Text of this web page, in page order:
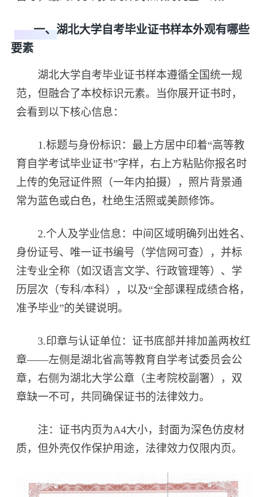
一、湖北大学自考毕业证书样本外观有哪些
要素
湖北大学自考毕业证书样本遵循全国统一规
范，但融合了本校标识元素。当你展开证书时，
会看到以下核心信息：
1.标题与身份标识：最上方居中印着“高等教
育自学考试毕业证书”字样，右上方粘贴你报名时
上传的免冠证件照（一年内拍摄），照片背景通
常为蓝色或白色，杜绝生活照或美颜修饰。
2.个人及学业信息：中间区域明确列出姓名、
身份证号、唯一证书编号（学信网可查），并标
注专业全称（如汉语言文学、行政管理等）、学
历层次（专科/本科），以及“全部课程成绩合格，
准予毕业”的关键说明。
3.印章与认证单位：证书底部并排加盖两枚红
章——左侧是湖北省高等教育自学考试委员会公
章，右侧为湖北大学公章（主考院校副署），双
章缺一不可，共同确保证书的法律效力。
注：证书内页为A4大小，封面为深色仿皮材
质，但外壳仅作保护用途，法律效力仅限内页。